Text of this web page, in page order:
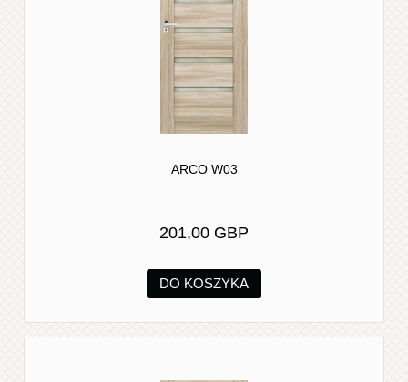
ARCO W03
201,00 GBP
DO KOSZYKA